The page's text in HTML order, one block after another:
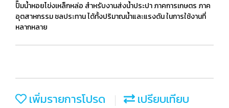
ปั๊มนํ้าหอยโข่งเหล็กหล่อ สำหรับงานส่งนํ้าประปา ภาคการเกษตร ภาค
อุตสาหกรรม ชลประทาน ได้ทั้งปริมาณนํ้าและแรงดัน ในการใช้งานที่
หลากหลาย
เพิ่มรายการโปรด เปรียบเทียบ